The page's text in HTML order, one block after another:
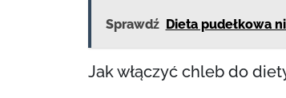
Sprawdź Dieta pudełkowa
Jak włączyć chleb do